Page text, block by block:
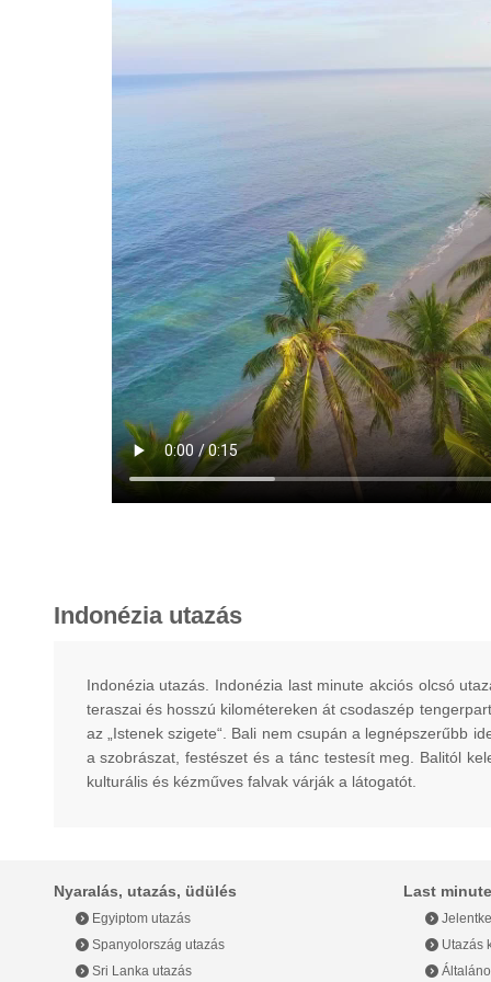
Kína
Madagaszkár
Malajzia
Maldív-szigetek
Málta
Marokkó
Mauritius
Mexikó
Norvégia
Omán
Panama
Seychelle-szigetek
Spanyolország
Indonézia utazás
Indonézia utazás. Indonézia last minute akciós olcsó
teraszai és hosszú kilométereken át csodaszép
az „Istenek szigete“. Bali nem csupán a legnépszerűbb
a szobrászat, festészet és a tánc testesít meg. Balitól
kulturális és kézműves falvak várják a látogatót.
Last
Utazás
Nyaralás, utazás, üdülés
Egyiptom utazás
Spanyolország utazás
Sri Lanka utazás